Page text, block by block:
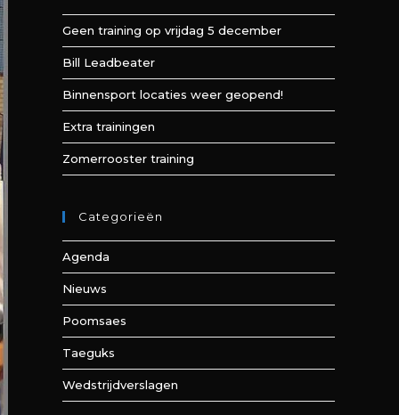
Geen training op vrijdag 5 december
Bill Leadbeater
Binnensport locaties weer geopend!
Extra trainingen
Zomerrooster training
Categorieën
Agenda
Nieuws
Poomsaes
Taeguks
Wedstrijdverslagen